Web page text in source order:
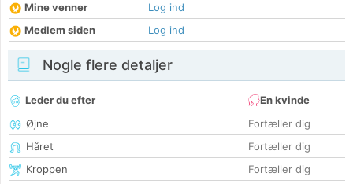
Mine venner
Log ind
Medlem siden
Log ind
Nogle flere detaljer
Leder du efter
En kvinde
Øjne
Fortæller dig
Håret
Fortæller dig
Kroppen
Fortæller dig